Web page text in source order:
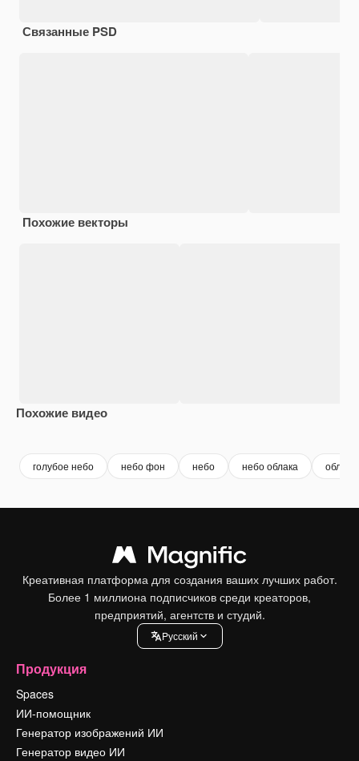
Связанные PSD
Похожие векторы
Похожие видео
голубое небо небо фон небо небо облака
Креативная платформа для создания ваших лучших работ.
Более 1 миллиона подписчиков среди креаторов,
предприятий, агентств и студий.
Pусский
Продукция
Spaces
ИИ-помощник
Генератор изображений ИИ
Генератор видео ИИ